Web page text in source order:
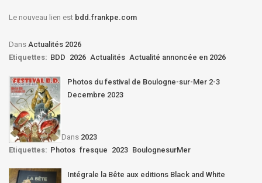
Le nouveau lien est bdd.frankpe.com
Dans Actualités 2026
Etiquettes: BDD 2026 Actualités Actualité annoncée en 2026
Photos du festival de Boulogne-sur-Mer 2-3
Decembre 2023
Dans 2023
Etiquettes: Photos fresque 2023 BoulognesurMer
Intégrale la Bête aux editions Black and White